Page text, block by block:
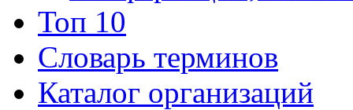
Топ 10
Словарь терминов
Каталог организаций